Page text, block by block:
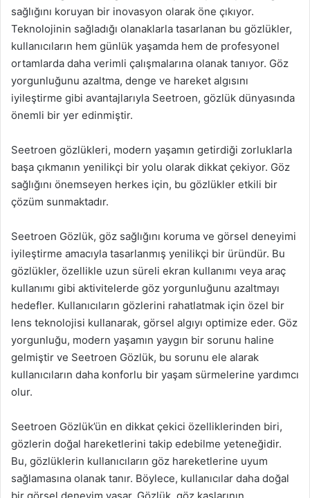
sağlığını koruyan bir inovasyon olarak öne çıkıyor.
Teknolojinin sağladığı olanaklarla tasarlanan bu gözlükler,
kullanıcıların hem günlük yaşamda hem de profesyonel
ortamlarda daha verimli çalışmalarına olanak tanıyor. Göz
yorgunluğunu azaltma, denge ve hareket algısını
iyileştirme gibi avantajlarıyla Seetroen, gözlük dünyasında
önemli bir yer edinmiştir.
Seetroen gözlükleri, modern yaşamın getirdiği zorluklarla
başa çıkmanın yenilikçi bir yolu olarak dikkat çekiyor. Göz
sağlığını önemseyen herkes için, bu gözlükler etkili bir
çözüm sunmaktadır.
Seetroen Gözlük, göz sağlığını koruma ve görsel deneyimi
iyileştirme amacıyla tasarlanmış yenilikçi bir üründür. Bu
gözlükler, özellikle uzun süreli ekran kullanımı veya araç
kullanımı gibi aktivitelerde göz yorgunluğunu azaltmayı
hedefler. Kullanıcıların gözlerini rahatlatmak için özel bir
lens teknolojisi kullanarak, görsel algıyı optimize eder. Göz
yorgunluğu, modern yaşamın yaygın bir sorunu haline
gelmiştir ve Seetroen Gözlük, bu sorunu ele alarak
kullanıcıların daha konforlu bir yaşam sürmelerine yardımcı
olur.
Seetroen Gözlük’ün en dikkat çekici özelliklerinden biri,
gözlerin doğal hareketlerini takip edebilme yeteneğidir.
Bu, gözlüklerin kullanıcıların göz hareketlerine uyum
sağlamasına olanak tanır. Böylece, kullanıcılar daha doğal